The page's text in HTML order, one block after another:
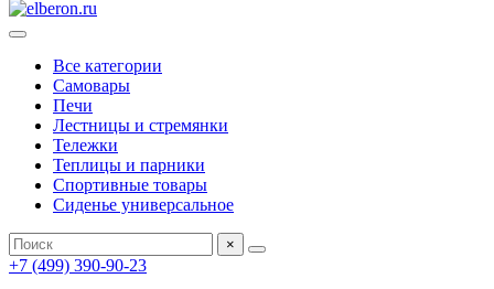
Все категории
Самовары
Печи
Лестницы и стремянки
Тележки
Теплицы и парники
Спортивные товары
Сиденье универсальное
×
+7 (499) 390‑90‑23